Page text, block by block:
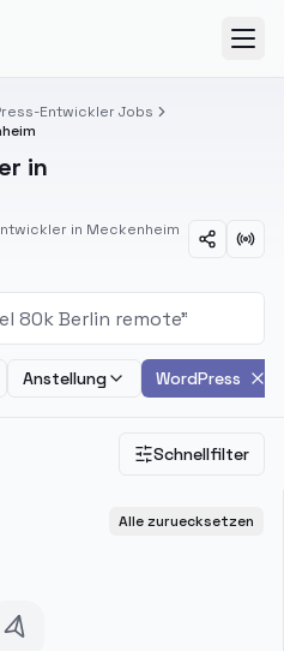
Entwickler Jobs
in
in Meckenheim
Anstellung WordPress
Schnellfilter
Alle zuruecksetzen